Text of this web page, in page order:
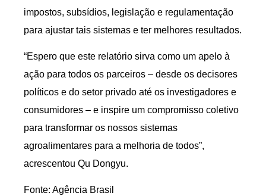
impostos, subsídios, legislação e regulamentação
para ajustar tais sistemas e ter melhores resultados.
“Espero que este relatório sirva como um apelo à
ação para todos os parceiros – desde os decisores
políticos e do setor privado até os investigadores e
consumidores – e inspire um compromisso coletivo
para transformar os nossos sistemas
agroalimentares para a melhoria de todos”,
acrescentou Qu Dongyu.
Fonte: Agência Brasil